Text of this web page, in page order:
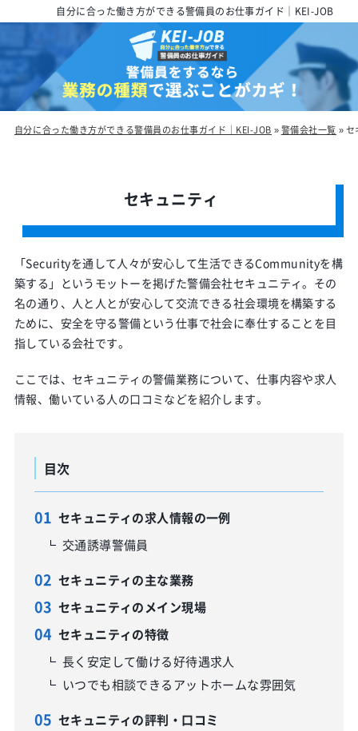
自分に合った働き方ができる警備員のお仕事ガイド｜KEI-JOB
自分に合った働き方ができる警備員のお仕事ガイド｜KEI-JOB »警備会社一覧 »セ
セキュニティ
「Securityを通して人々が安心して生活できるCommunityを構
築する」というモットーを掲げた警備会社セキュニティ。その
名の通り、人と人とが安心して交流できる社会環境を構築する
ために、安全を守る警備という仕事で社会に奉仕することを目
指している会社です。
ここでは、セキュニティの警備業務について、仕事内容や求人
情報、働いている人の口コミなどを紹介します。
目次
セキュニティの求人情報の一例
交通誘導警備員
セキュニティの主な業務
セキュニティのメイン現場
セキュニティの特徴
長く安定して働ける好待遇求人
いつでも相談できるアットホームな雰囲気
セキュニティの評判・口コミ